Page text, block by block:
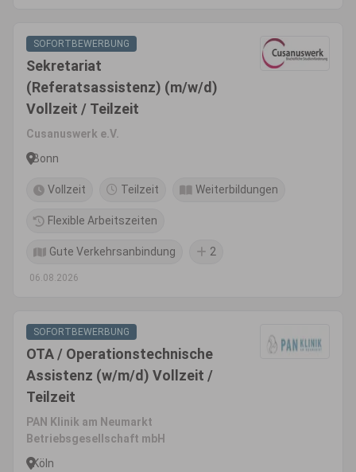
SOFORTBEWERBUNG
Sekretariat
(Referatsassistenz) (m/w/d)
Vollzeit / Teilzeit
Cusanuswerk e.V.
Bonn
Vollzeit Teilzeit Weiterbildungen
Flexible Arbeitszeiten
Gute Verkehrsanbindung 2
06.08.2026
SOFORTBEWERBUNG
OTA / Operationstechnische
Assistenz (w/m/d) Vollzeit /
Teilzeit
PAN Klinik am Neumarkt
Betriebsgesellschaft mbH
Köln